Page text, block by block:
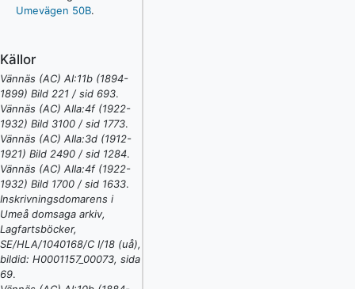
Umevägen 50B.
Källor
Vännäs (AC) AI:11b (1894-
1899) Bild 221 / sid 693.
Vännäs (AC) AIIa:4f (1922-
1932) Bild 3100 / sid 1773.
Vännäs (AC) AIIa:3d (1912-
1921) Bild 2490 / sid 1284.
Vännäs (AC) AIIa:4f (1922-
1932) Bild 1700 / sid 1633.
Inskrivningsdomarens i
Umeå domsaga arkiv,
Lagfartsböcker,
SE/HLA/1040168/C I/18 (uå),
bildid: H0001157_00073, sida
69.